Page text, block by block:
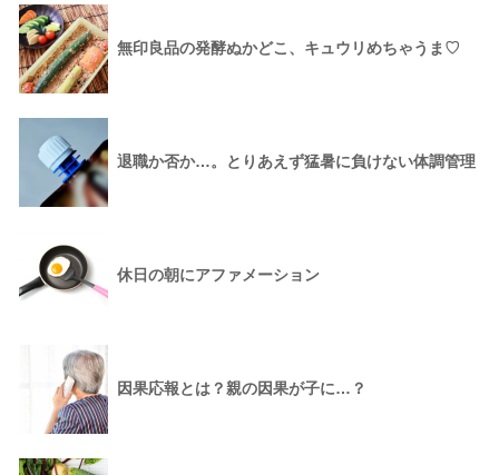
無印良品の発酵ぬかどこ、キュウリめちゃうま♡
退職か否か…。とりあえず猛暑に負けない体調管理
休日の朝にアファメーション
因果応報とは？親の因果が子に…？